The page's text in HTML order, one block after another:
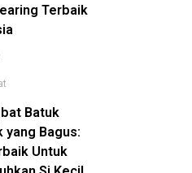
Terbaik
Batuk
yang Bagus:
Untuk